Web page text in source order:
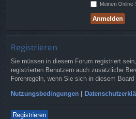
Meinen
Registrieren
Sie müssen in diesem Forum registriert
registrierten Benutzern auch zusätzliche
Forenregeln, wenn Sie sich in diesem Board
Nutzungsbedingungen |
Registrieren